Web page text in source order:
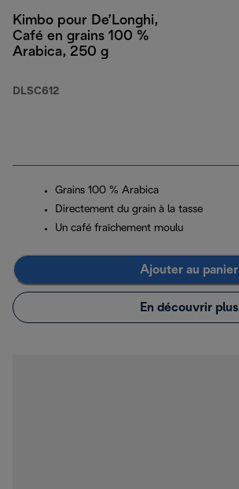
Kimbo pour De’Longhi,
Café en grains 100 %
Arabica, 250 g
DLSC612
Grains 100 % Arabica
Directement du grain à la tasse
Un café fraîchement moulu
Ajouter au panier
En découvrir plus